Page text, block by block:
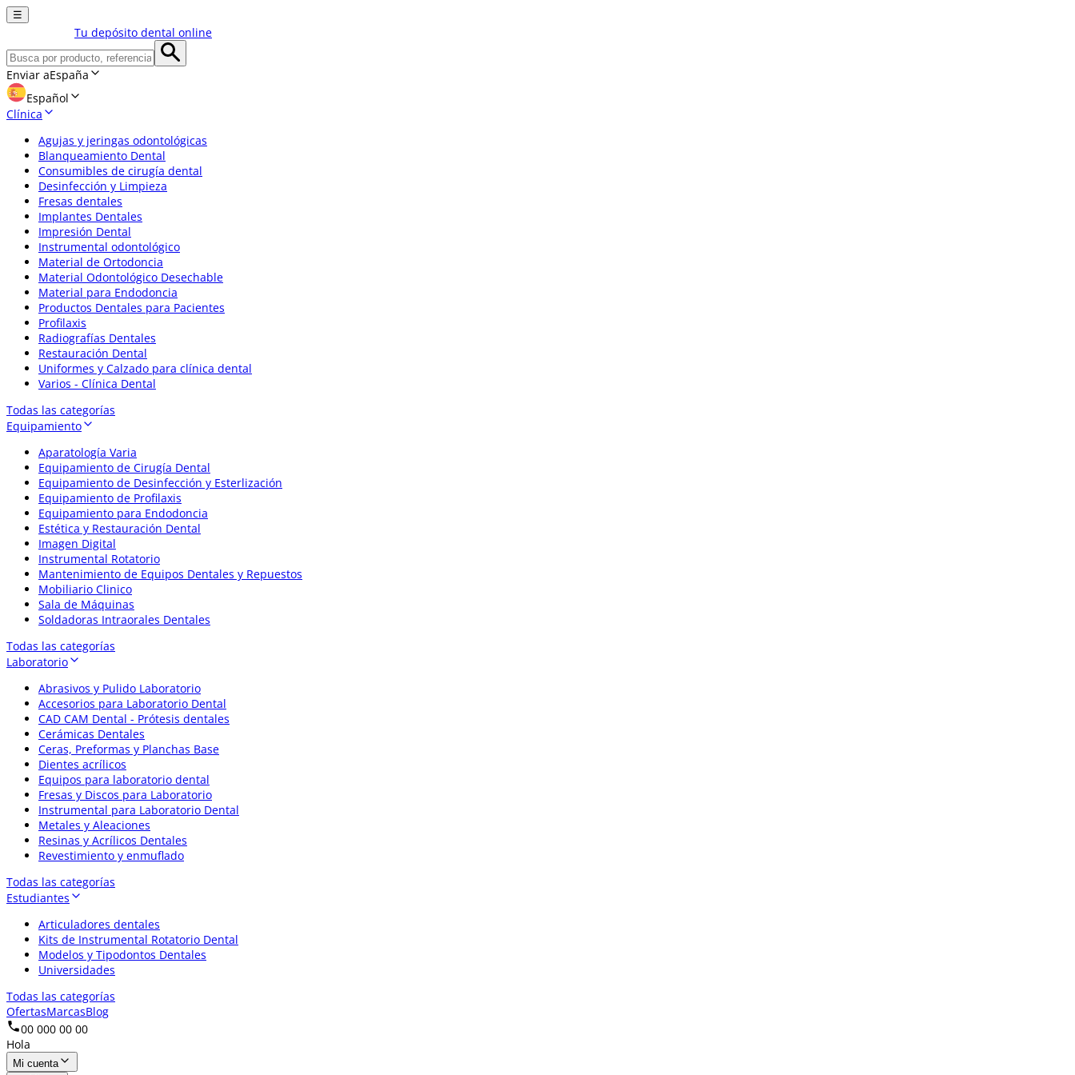
☰
Tu depósito dental online
Enviar aEspaña
Español
Clínica
Agujas y jeringas odontológicas
Blanqueamiento Dental
Consumibles de cirugía dental
Desinfección y Limpieza
Fresas dentales
Implantes Dentales
Impresión Dental
Instrumental odontológico
Material de Ortodoncia
Material Odontológico Desechable
Material para Endodoncia
Productos Dentales para Pacientes
Profilaxis
Radiografías Dentales
Restauración Dental
Uniformes y Calzado para clínica dental
Varios - Clínica Dental
Todas las categorías
Equipamiento
Aparatología Varia
Equipamiento de Cirugía Dental
Equipamiento de Desinfección y Esterlización
Equipamiento de Profilaxis
Equipamiento para Endodoncia
Estética y Restauración Dental
Imagen Digital
Instrumental Rotatorio
Mantenimiento de Equipos Dentales y Repuestos
Mobiliario Clinico
Sala de Máquinas
Soldadoras Intraorales Dentales
Todas las categorías
Laboratorio
Abrasivos y Pulido Laboratorio
Accesorios para Laboratorio Dental
CAD CAM Dental - Prótesis dentales
Cerámicas Dentales
Ceras, Preformas y Planchas Base
Dientes acrílicos
Equipos para laboratorio dental
Fresas y Discos para Laboratorio
Instrumental para Laboratorio Dental
Metales y Aleaciones
Resinas y Acrílicos Dentales
Revestimiento y enmuflado
Todas las categorías
Estudiantes
Articuladores dentales
Kits de Instrumental Rotatorio Dental
Modelos y Tipodontos Dentales
Universidades
Todas las categorías
OfertasMarcasBlog
00 000 00 00
Hola
Mi cuenta